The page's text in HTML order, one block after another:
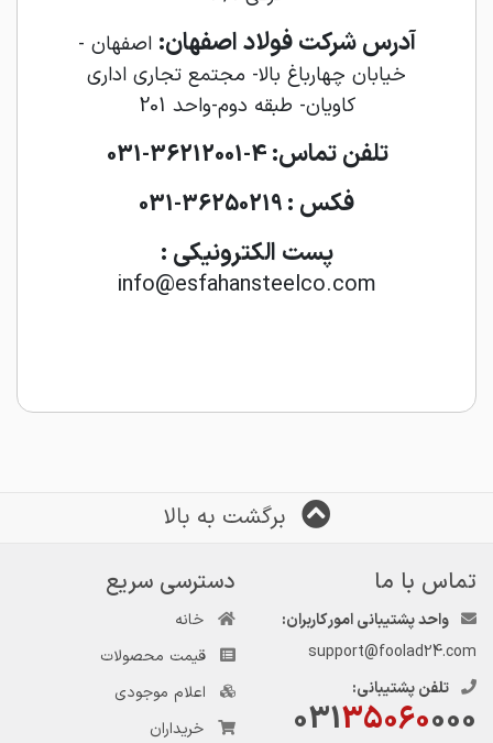
آدرس شرکت فولاد اصفهان: اصفهان -
خیابان چهارباغ بالا- مجتمع تجاری اداری
کاویان- طبقه دوم-واحد 201
تلفن تماس:
فکس :
پست الکترونیکی :
info@esfahansteelco.com
برگشت به بالا
تماس با ما
واحد پشتیبانی امور کاربران:
support@foolad24.com
تلفن پشتیبانی:
03135060000
دسترسی سریع
خانه
قیمت محصولات
اعلام موجودی
خریداران